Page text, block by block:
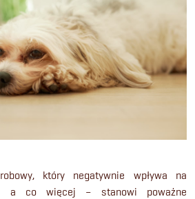
który negatywnie wpływa na
a co więcej – stanowi poważne